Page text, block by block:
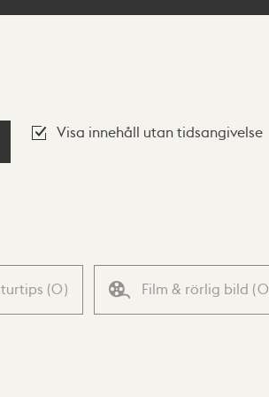
Visa innehåll utan tidsangivelse
(0) Film & rörlig bild (0